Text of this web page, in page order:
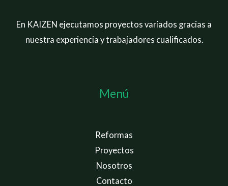
En KAIZEN ejecutamos proyectos variados gracias a
nuestra experiencia y trabajadores cualificados.
Menú
Reformas
Proyectos
Nosotros
Contacto